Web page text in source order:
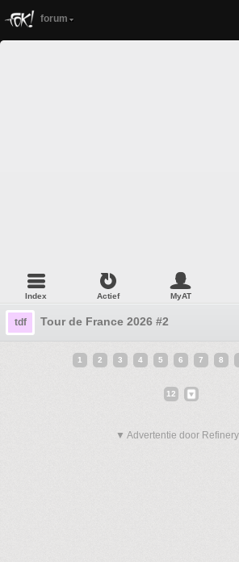
forum
Index Actief MyAT
tdf Tour de France 2026 #2
1 2 3 4 5 6 7 8
12
▼ Advertentie door